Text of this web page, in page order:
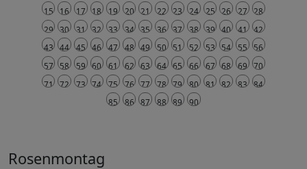
15
16 17 18 19 20 21 22 23 24 25 26 27
28
29
30 31 32 33 34 35 36 37 38 39 40 41
42
43
44 45 46 47 48 49 50 51 52 53 54 55
56
57
58 59 60 61 62 63 64 65 66 67 68 69
70
71
72 73 74 75 76 77 78 79 80 81 82 83
84
85
86 87 88 89 90
Rosenmontag